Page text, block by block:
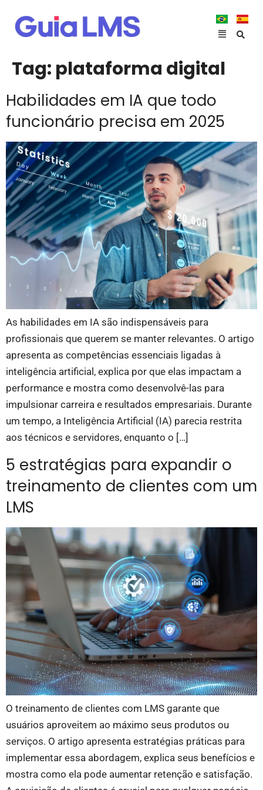
Tag: plataforma digital
Habilidades em IA que todo
funcionário precisa em 2025
As habilidades em IA são indispensáveis para
profissionais que querem se manter relevantes. O artigo
apresenta as competências essenciais ligadas à
inteligência artificial, explica por que elas impactam a
performance e mostra como desenvolvê-las para
impulsionar carreira e resultados empresariais. Durante
um tempo, a Inteligência Artificial (IA) parecia restrita
aos técnicos e servidores, enquanto o […]
5 estratégias para expandir o
treinamento de clientes com um
LMS
O treinamento de clientes com LMS garante que
usuários aproveitem ao máximo seus produtos ou
serviços. O artigo apresenta estratégias práticas para
implementar essa abordagem, explica seus benefícios e
mostra como ela pode aumentar retenção e satisfação.